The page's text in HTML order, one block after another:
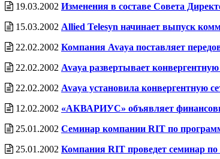
19.03.2002 Изменения в составе Совета
15.03.2002 Allied Telesyn начинает выпуск
22.02.2002 Компания Avaya поставляет
22.02.2002 Avaya развертывает
22.02.2002 Avaya установила конвергентную
12.02.2002 «АКВАРИУС» объявляет
25.01.2002 Семинар компании RIT по
25.01.2002 Компания RIT проведет семинар по